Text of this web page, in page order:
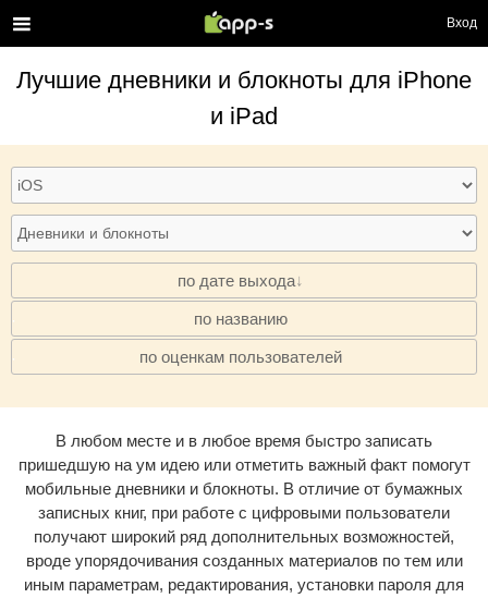
Вход
Лучшие дневники и блокноты для iPhone
и iPad
по дате выхода
· по названию
· по оценкам пользователей
В любом месте и в любое время быстро записать
пришедшую на ум идею или отметить важный факт помогут
мобильные дневники и блокноты. В отличие от бумажных
записных книг, при работе с цифровыми пользователи
получают широкий ряд дополнительных возможностей,
вроде упорядочивания созданных материалов по тем или
иным параметрам, редактирования, установки пароля для